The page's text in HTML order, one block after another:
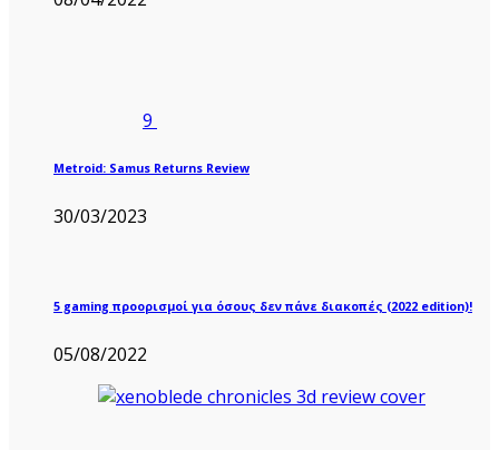
9
Metroid: Samus Returns Review
30/03/2023
5 gaming προορισμοί για όσους δεν πάνε διακοπές (2022 edition)!
05/08/2022